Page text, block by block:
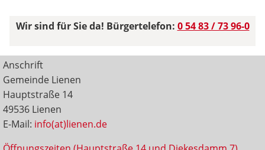
Wir sind für Sie da! Bürgertelefon: 0 54 83 / 73 96-0
Anschrift
Gemeinde Lienen
Hauptstraße 14
49536 Lienen
E-Mail: info(at)lienen.de